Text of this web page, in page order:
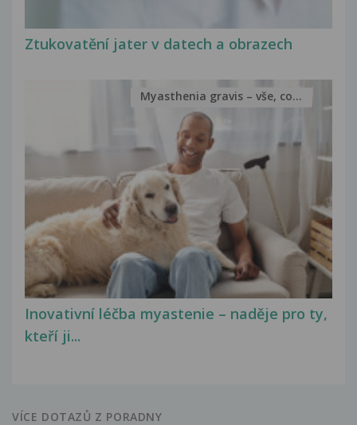
Ztukovatění jater v datech a obrazech
Inovativní léčba myastenie – naděje pro ty,
kteří ji...
Myasthenia gravis – vše, co...
VÍCE DOTAZŮ Z PORADNY